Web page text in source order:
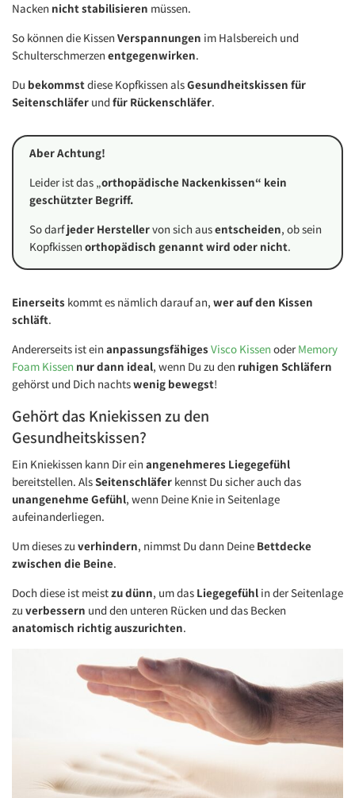
Nacken nicht stabilisieren müssen.
So können die Kissen Verspannungen im Halsbereich und
Schulterschmerzen entgegenwirken.
Du bekommstdiese Kopfkissen alsGesundheitskissen für
Seitenschläfer undfür Rückenschläfer.
Aber Achtung!
Leider ist das „orthopädische Nackenkissen“ kein
geschützter Begriff.
So darfjeder Herstellervon sich ausentscheiden, ob sein
Kopfkissen orthopädisch genannt wird oder nicht.
Einerseits kommt es nämlich darauf an, wer auf den Kissen
schläft.
Andererseits ist ein anpassungsfähigesVisco Kissen oder Memory
Foam Kissen nur dann ideal, wenn Du zu den ruhigen Schläfern
gehörst und Dich nachtswenig bewegst!
Gehört das Kniekissen zu den
Gesundheitskissen?
Ein Kniekissen kann Dir ein angenehmeres Liegegefühl
bereitstellen. AlsSeitenschläfer kennst Du sicher auch das
unangenehme Gefühl, wenn Deine Knie in Seitenlage
aufeinanderliegen.
Um dieses zu verhindern, nimmst Du dann Deine Bettdecke
zwischen die Beine.
Doch diese ist meistzu dünn, um das Liegegefühl in der Seitenlage
zu verbessern und den unteren Rücken und das Becken
anatomisch richtig auszurichten.